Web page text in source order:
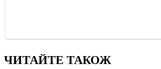
ЧИТАЙТЕ ТАКОЖ